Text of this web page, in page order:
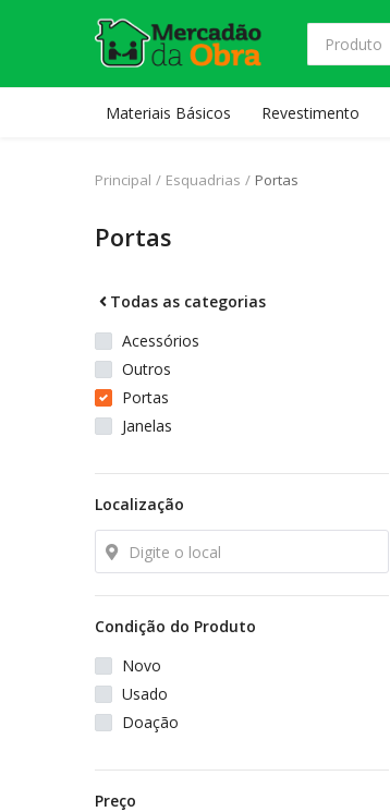
Produto
Materiais Básicos Revestimento
Revestimento
Esquadrias
Hidráulica
Ferramentas
Principal Esquadrias Portas
Portas
Todas as categorias
Acessórios
Outros
Portas
Janelas
Localização
Condição do Produto
Novo
Usado
Doação
Preço